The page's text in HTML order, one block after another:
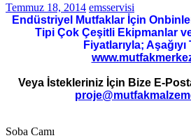
Temmuz 18, 2014 emsservisi
Endüstriyel Mutfaklar İçin
Tipi Çok Çeşitli Ekipmanlar
Fiyatlarıyla; Aşağıyı
Veya İstekleriniz İçin Bize E-
Soba Camı